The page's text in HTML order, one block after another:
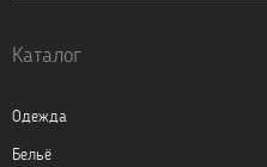
Каталог
Одежда
Бельё